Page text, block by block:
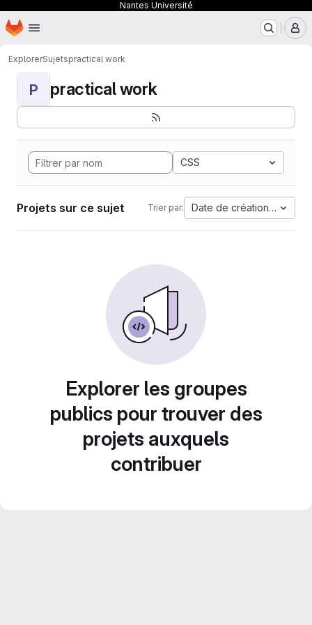
Nantes Université
Passer au contenu principal
Page d'accueil
ExplorerSujetspractical work
P practical work
CSS
Projets sur ce sujet Trier par: Date de création la plus
Explorer les groupes
publics pour trouver des
projets auxquels
contribuer